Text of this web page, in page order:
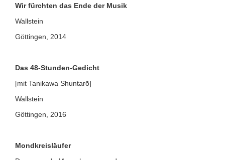
Wir fürchten das Ende der Musik
Wallstein
Göttingen, 2014
Das 48-Stunden-Gedicht
[mit Tanikawa Shuntarō]
Wallstein
Göttingen, 2016
Mondkreisläufer